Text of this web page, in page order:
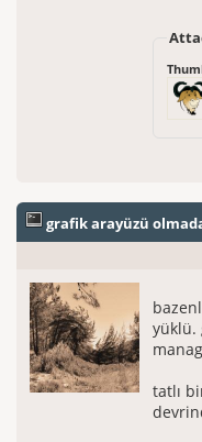
grafik arayüzü
yüklü.
tatlı